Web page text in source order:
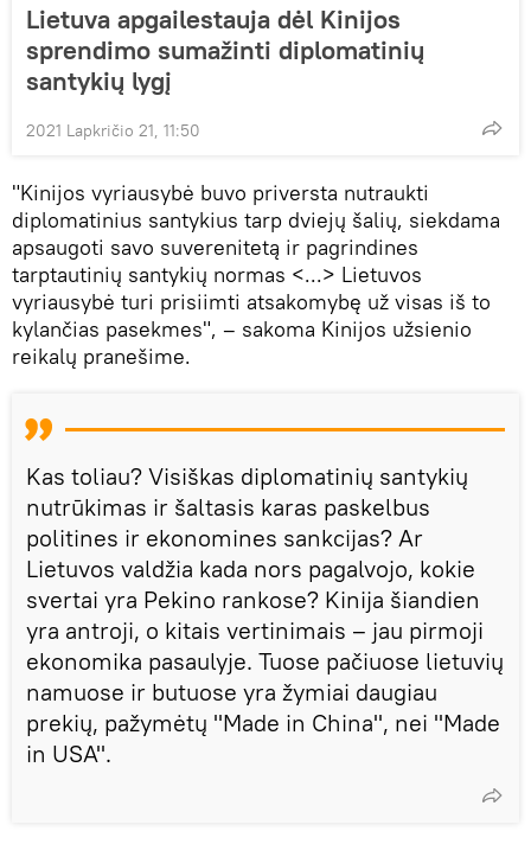
Lietuva apgailestauja dėl Kinijos
sprendimo sumažinti diplomatinių
santykių lygį
2021 Lapkričio 21, 11:50
"Kinijos vyriausybė buvo priversta nutraukti
diplomatinius santykius tarp dviejų šalių, siekdama
apsaugoti savo suverenitetą ir pagrindines
tarptautinių santykių normas <...> Lietuvos
vyriausybė turi prisiimti atsakomybę už visas iš to
kylančias pasekmes", – sakoma Kinijos užsienio
reikalų pranešime.
Kas toliau? Visiškas diplomatinių santykių
nutrūkimas ir šaltasis karas paskelbus
politines ir ekonomines sankcijas? Ar
Lietuvos valdžia kada nors pagalvojo, kokie
svertai yra Pekino rankose? Kinija šiandien
yra antroji, o kitais vertinimais – jau pirmoji
ekonomika pasaulyje. Tuose pačiuose lietuvių
namuose ir butuose yra žymiai daugiau
prekių, pažymėtų "Made in China", nei "Made
in USA".